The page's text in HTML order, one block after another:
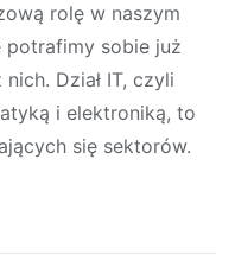
rolę w naszym
potrafimy sobie już
Dział IT, czyli
i elektroniką, to
się sektorów.